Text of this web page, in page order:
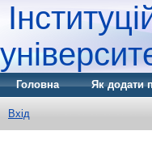
Головна Як додати
Вхід